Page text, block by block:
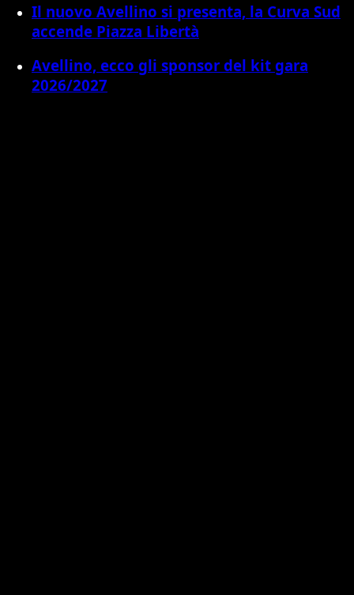
Il nuovo Avellino si presenta, la Curva Sud
accende Piazza Libertà
Avellino, ecco gli sponsor del kit gara
2026/2027